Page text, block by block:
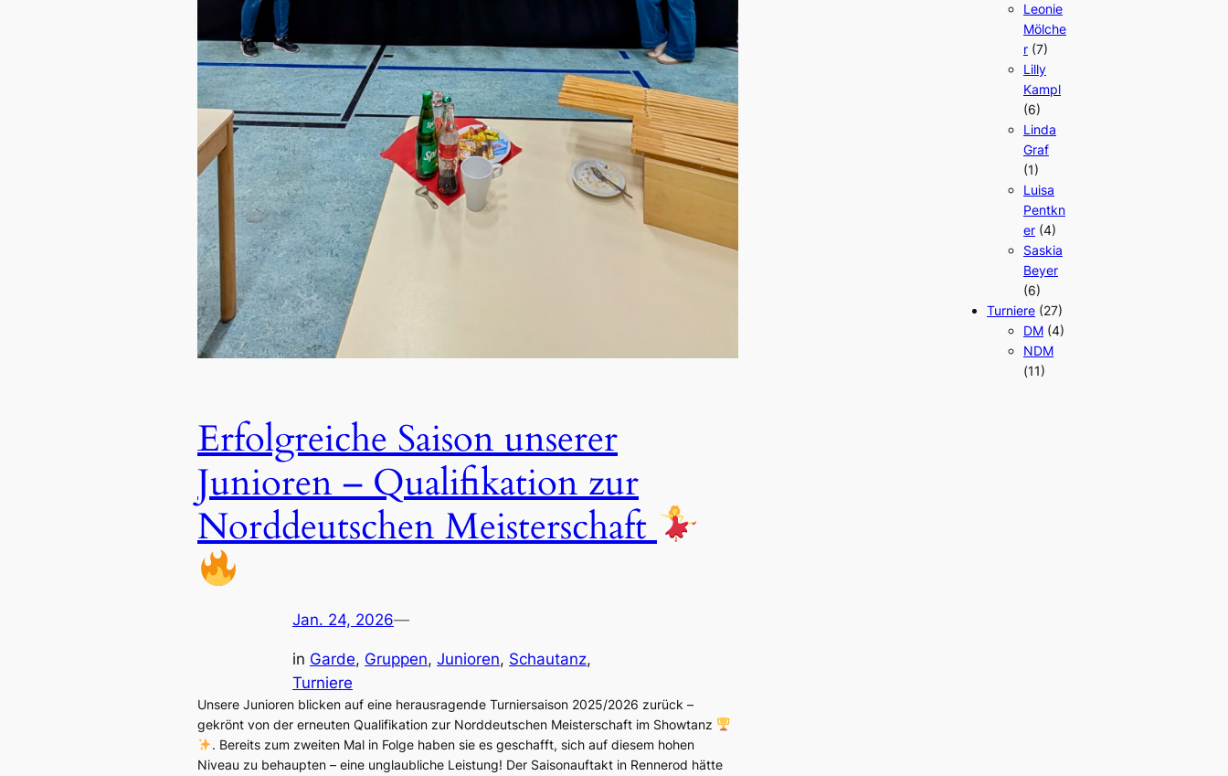
Erfolgreiche Saison unserer
Junioren – Qualifikation zur
Norddeutschen Meisterschaft
Jan. 24, 2026—
in Garde, Gruppen, Junioren, Schautanz
Turniere
Unsere Junioren blicken auf eine herausragende Turniersaison 2025/2026 zurück –
gekrönt von der erneuten Qualifikation zur Norddeutschen Meisterschaft im Showtanz
. Bereits zum zweiten Mal in Folge haben sie es geschafft, sich auf diesem hohen
Niveau zu behaupten – eine unglaubliche Leistung! Der Saisonauftakt in Rennerod hätte
Leonie
Mölche
r (7)
Lilly
Kampl
(6)
Linda
Graf
(1)
Luisa
Pentkn
er (4)
Saskia
Beyer
(6)
Turniere (27)
DM (4)
NDM
(11)